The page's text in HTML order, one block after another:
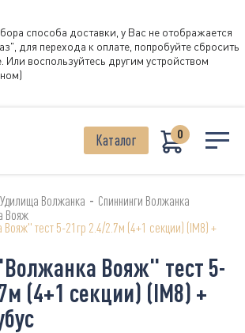
способа доставки, у Вас не отображается
для перехода к оплате, попробуйте сбросить
воспользуйтесь другим устройством
Каталог 0
Удилища Волжанка - Спиннинги Волжанка
Вояж
Вояж" тест 5-21гр 2.4/2.7м (4+1 секции) (IM8) +
Вояж" тест 5-
(4+1 секции) (IM8) +